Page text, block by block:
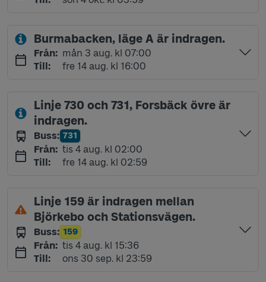
Burmabacken, läge A är indragen.
Från: måndag 3 augusti kl 07:00
mån 3 aug. kl 07:00
Till: fredag 14 augusti kl 16:00
fre 14 aug. kl 16:00
Linje 730 och 731, Forsbäck övre är
indragen.
Buss: Linje
731
Från: tisdag 4 augusti kl 02:00
tis 4 aug. kl 02:00
Till: fredag 14 augusti kl 02:59
fre 14 aug. kl 02:59
Linje 159 är indragen mellan
Björkebo och Stationsvägen.
Buss: Linje
159
Från: tisdag 4 augusti kl 15:36
tis 4 aug. kl 15:36
Till: onsdag 30 september kl 23:59
ons 30 sep. kl 23:59